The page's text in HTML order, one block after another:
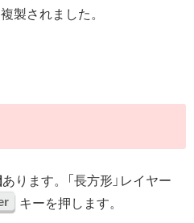
製されました。
あります。「長方形」レイヤー
キーを押します。